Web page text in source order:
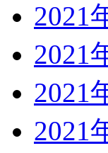
2021
2021
2021
2021